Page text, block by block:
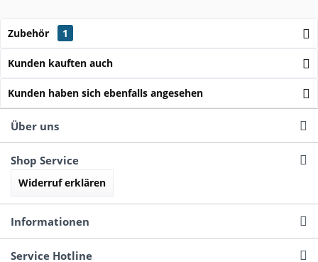
Zubehör 1
Kunden kauften auch
Kunden haben sich ebenfalls angesehen
Über uns
Shop Service
Widerruf erklären
Informationen
Service Hotline